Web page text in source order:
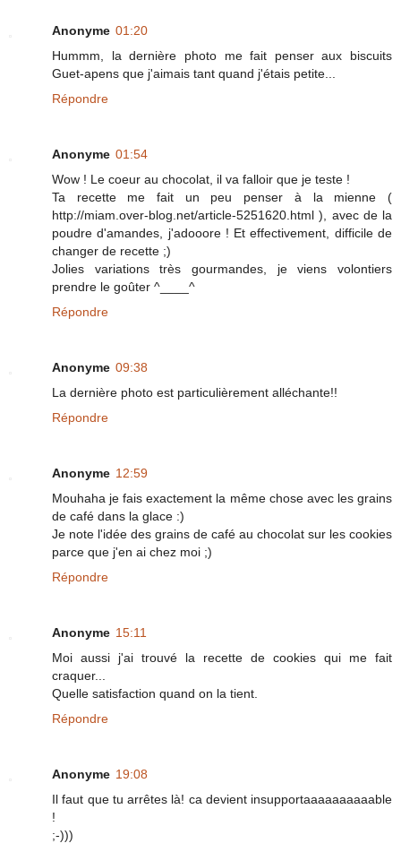
Anonyme 01:20
Hummm, la dernière photo me fait penser aux biscuits
Guet-apens que j'aimais tant quand j'étais petite...
Répondre
Anonyme 01:54
Wow ! Le coeur au chocolat, il va falloir que je teste !
Ta recette me fait un peu penser à la mienne (
http://miam.over-blog.net/article-5251620.html ), avec de la
poudre d'amandes, j'adooore ! Et effectivement, difficile de
changer de recette ;)
Jolies variations très gourmandes, je viens volontiers
prendre le goûter ^____^
Répondre
Anonyme 09:38
La dernière photo est particulièrement alléchante!!
Répondre
Anonyme 12:59
Mouhaha je fais exactement la même chose avec les grains
de café dans la glace :)
Je note l'idée des grains de café au chocolat sur les cookies
parce que j'en ai chez moi ;)
Répondre
Anonyme 15:11
Moi aussi j'ai trouvé la recette de cookies qui me fait
craquer...
Quelle satisfaction quand on la tient.
Répondre
Anonyme 19:08
Il faut que tu arrêtes là! ca devient insupportaaaaaaaaaable
!
;-)))